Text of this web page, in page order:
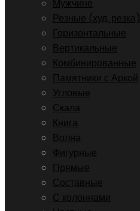
Мужчине
Резные (худ. резка)
Горизонтальные
Вертикальные
Комбинированные
Памятники с Аркой
Угловые
Скала
Книга
Волна
Фигурные
Прямые
Составные
С колоннами